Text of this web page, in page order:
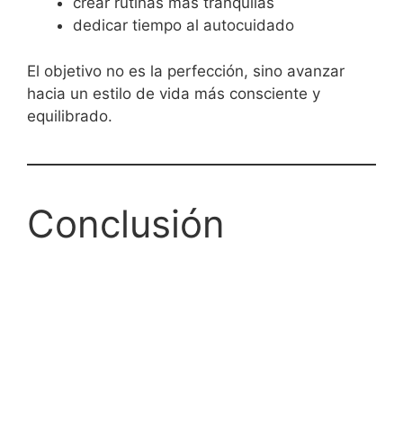
dedicar tiempo al autocuidado
El objetivo no es la perfección, sino avanzar
hacia un estilo de vida más consciente y
equilibrado.
Conclusión